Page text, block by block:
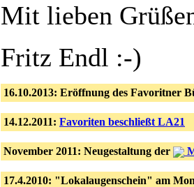
Mit lieben
Fritz Endl :-)
16.10.2013: Eröffnung des Favoritner
14.12.2011: Favoriten beschließt LA21
November 2011: Neugestaltung der
17.4.2010: "Lokalaugenschein" am